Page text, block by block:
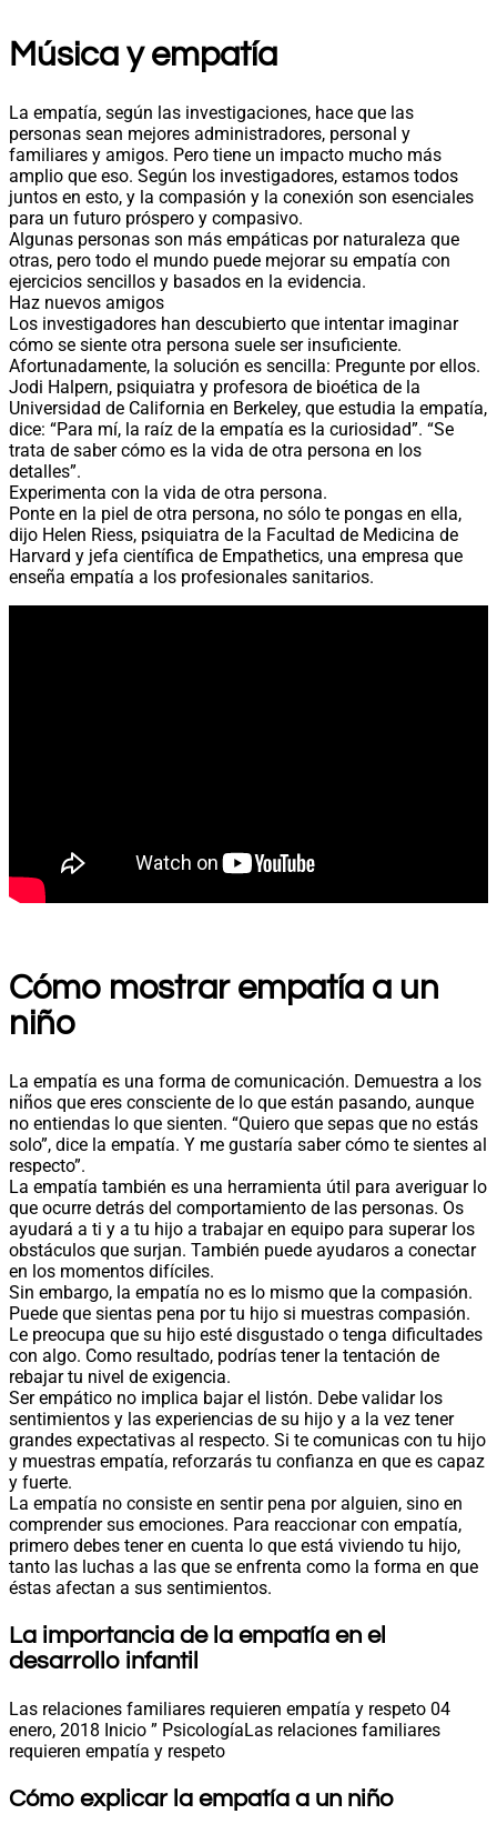
Música y empatía
La empatía, según las investigaciones, hace que las
personas sean mejores administradores, personal y
familiares y amigos. Pero tiene un impacto mucho más
amplio que eso. Según los investigadores, estamos todos
juntos en esto, y la compasión y la conexión son esenciales
para un futuro próspero y compasivo.
Algunas personas son más empáticas por naturaleza que
otras, pero todo el mundo puede mejorar su empatía con
ejercicios sencillos y basados en la evidencia.
Haz nuevos amigos
Los investigadores han descubierto que intentar imaginar
cómo se siente otra persona suele ser insuficiente.
Afortunadamente, la solución es sencilla: Pregunte por ellos.
Jodi Halpern, psiquiatra y profesora de bioética de la
Universidad de California en Berkeley, que estudia la empatía,
dice: “Para mí, la raíz de la empatía es la curiosidad”. “Se
trata de saber cómo es la vida de otra persona en los
detalles”.
Experimenta con la vida de otra persona.
Ponte en la piel de otra persona, no sólo te pongas en ella,
dijo Helen Riess, psiquiatra de la Facultad de Medicina de
Harvard y jefa científica de Empathetics, una empresa que
enseña empatía a los profesionales sanitarios.
Cómo mostrar empatía a un
niño
La empatía es una forma de comunicación. Demuestra a los
niños que eres consciente de lo que están pasando, aunque
no entiendas lo que sienten. “Quiero que sepas que no estás
solo”, dice la empatía. Y me gustaría saber cómo te sientes al
respecto”.
La empatía también es una herramienta útil para averiguar lo
que ocurre detrás del comportamiento de las personas. Os
ayudará a ti y a tu hijo a trabajar en equipo para superar los
obstáculos que surjan. También puede ayudaros a conectar
en los momentos difíciles.
Sin embargo, la empatía no es lo mismo que la compasión.
Puede que sientas pena por tu hijo si muestras compasión.
Le preocupa que su hijo esté disgustado o tenga dificultades
con algo. Como resultado, podrías tener la tentación de
rebajar tu nivel de exigencia.
Ser empático no implica bajar el listón. Debe validar los
sentimientos y las experiencias de su hijo y a la vez tener
grandes expectativas al respecto. Si te comunicas con tu hijo
y muestras empatía, reforzarás tu confianza en que es capaz
y fuerte.
La empatía no consiste en sentir pena por alguien, sino en
comprender sus emociones. Para reaccionar con empatía,
primero debes tener en cuenta lo que está viviendo tu hijo,
tanto las luchas a las que se enfrenta como la forma en que
éstas afectan a sus sentimientos.
La importancia de la empatía en el
desarrollo infantil
Las relaciones familiares requieren empatía y respeto 04
enero, 2018 Inicio ” PsicologíaLas relaciones familiares
requieren empatía y respeto
Cómo explicar la empatía a un niño